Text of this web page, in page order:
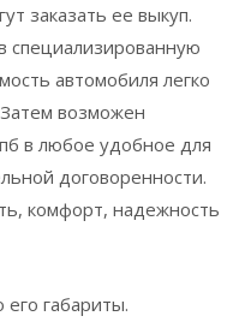
заказать ее выкуп.
специализированную
автомобиля легко
возможен
в любое удобное для
договоренности.
комфорт, надежность
габариты.